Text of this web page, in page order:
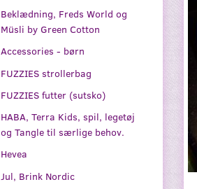
Beklædning, Freds World og
Müsli by Green Cotton
Accessories - børn
FUZZIES strollerbag
FUZZIES futter (sutsko)
HABA, Terra Kids, spil, legetøj
og Tangle til særlige behov.
Hevea
Jul, Brink Nordic